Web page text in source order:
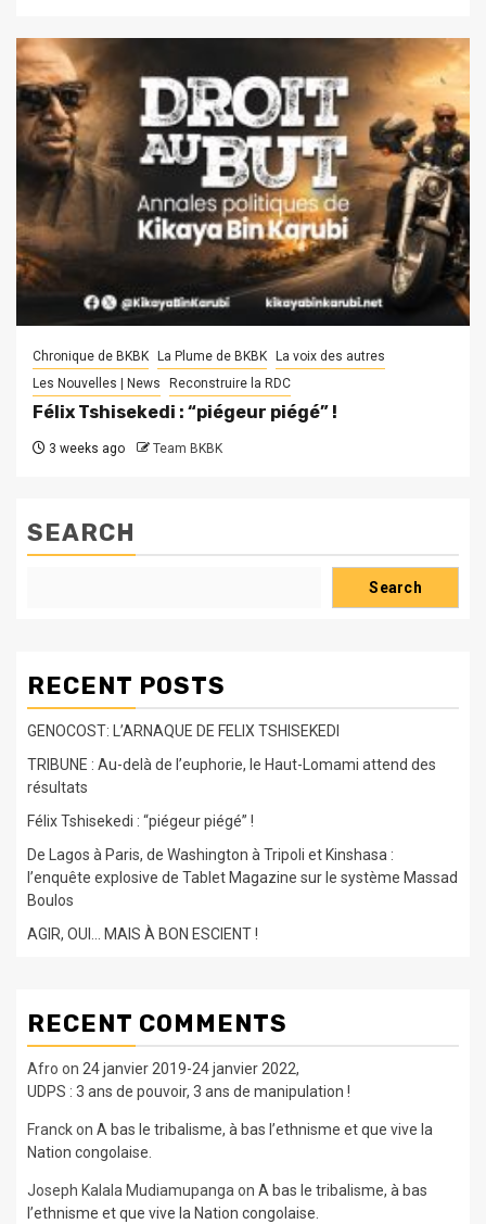
Chronique de BKBK La Plume de BKBK
La voix des autres
Les Nouvelles | News
Reconstruire la RDC
Félix Tshisekedi : “piégeur piégé” !
3 weeks ago Team BKBK
SEARCH
Search
RECENT POSTS
GENOCOST: L’ARNAQUE DE FELIX TSHISEKEDI
TRIBUNE : Au-delà de l’euphorie, le Haut-Lomami attend des
résultats
Félix Tshisekedi : “piégeur piégé” !
De Lagos à Paris, de Washington à Tripoli et Kinshasa :
l’enquête explosive de Tablet Magazine sur le système Massad
Boulos
AGIR, OUI… MAIS À BON ESCIENT !
RECENT COMMENTS
Afro on 24 janvier 2019-24 janvier 2022,
UDPS : 3 ans de pouvoir, 3 ans de manipulation !
Franckon A bas le tribalisme, à bas l’ethnisme et que vive la
Nation congolaise.
Joseph Kalala Mudiamupangaon A bas le tribalisme, à bas
l’ethnisme et que vive la Nation congolaise.